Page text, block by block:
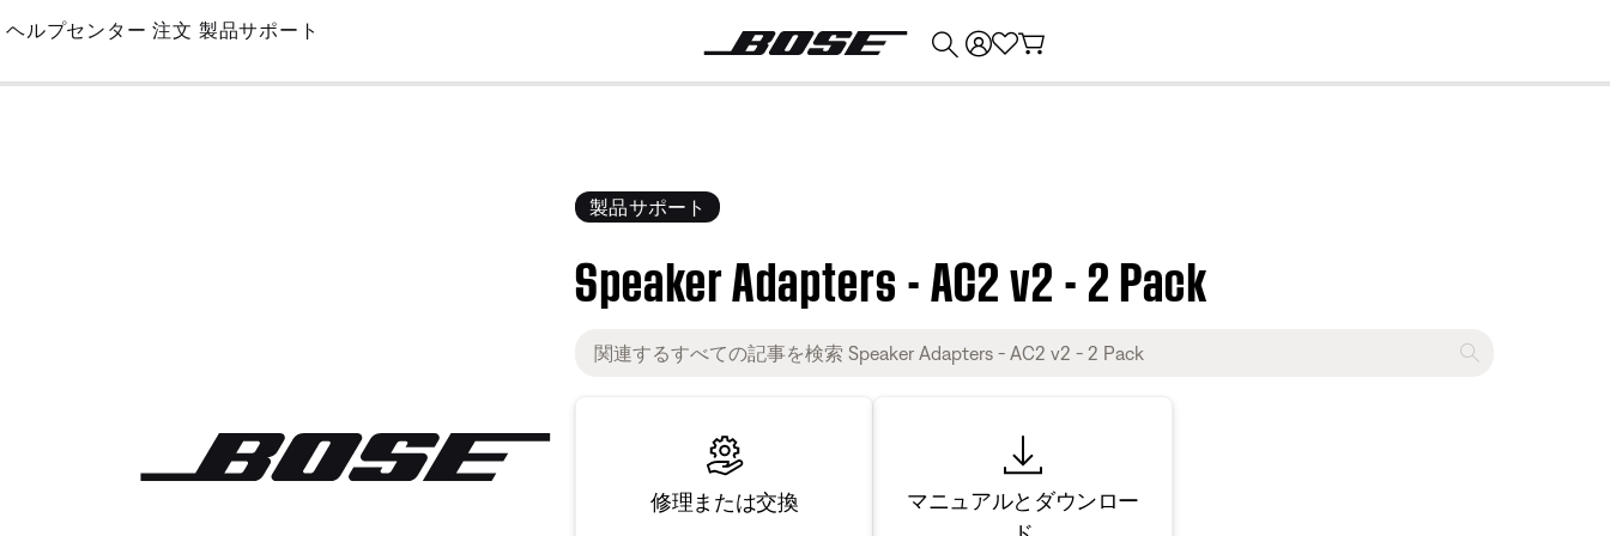
Skip
Main
ヘルプセンター 注文 製品サポート
製品サポート
Speaker Adapters - AC2 v2 - 2 Pack
修理または交換
マニュアルとダウンロー